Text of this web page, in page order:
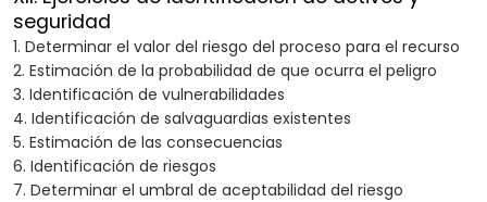
seguridad
1. Determinar el valor del riesgo del proceso para el recurso
2. Estimación de la probabilidad de que ocurra el peligro
3. Identificación de vulnerabilidades
4. Identificación de salvaguardias existentes
5. Estimación de las consecuencias
6. Identificación de riesgos
7. Determinar el umbral de aceptabilidad del riesgo